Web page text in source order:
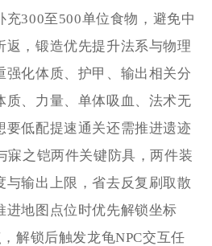
充300至500单位食物，避免中
返，锻造优先提升法系与物理
强化体质、护甲、输出相关分
质、力量、单体吸血、法术无
要低配提速通关还需推进遗迹
寐之铠两件关键防具，两件装
与输出上限，省去反复刷取散
进地图点位时优先解锁坐标
解锁后触发龙龟NPC交互任